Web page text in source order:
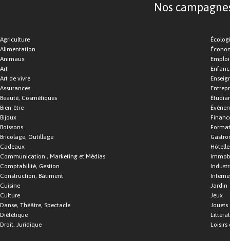
Nos
Agriculture
Alimentation
Animaux
Art
Art de vivre
Assurances
Beauté, Cosmétiques
Bien-être
Bijoux
Boissons
Bricolage, Outillage
Cadeaux
Communication , Marketing et Médias
Comptabilité, Gestion
Construction, Bâtiment
Cuisine
Culture
Danse, Théâtre, Spectacle
Diététique
Droit, Juridique
Emploi
Jardin
Jeux
Jouets
Loisirs